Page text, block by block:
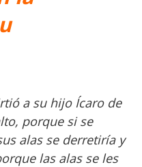
a su hijo Ícaro de
porque si se
alas se derretiría y
las alas se les